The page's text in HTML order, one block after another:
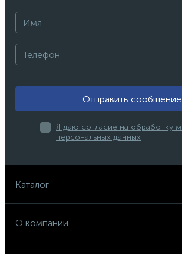
Отправить сообщение
Я даю согласие на обработку
персональных данных
Каталог
О компании